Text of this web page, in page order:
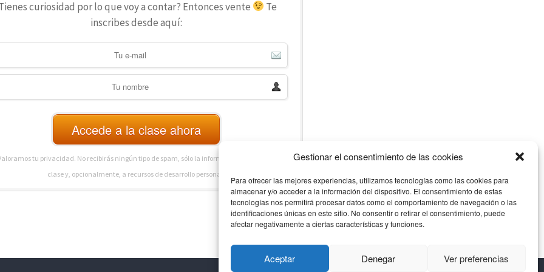
Gestionar el consentimiento de las cookies
Para ofrecer las mejores experiencias, utilizamos tecnologías como las cookies para
almacenar y/o acceder a la información del dispositivo. El consentimiento de estas
tecnologías nos permitirá procesar datos como el comportamiento de navegación o las
identificaciones únicas en este sitio. No consentir o retirar el consentimiento, puede
afectar negativamente a ciertas características y funciones.
Aceptar Denegar Ver preferencias
curiosidad por lo que voy a contar? Entonces vente
Te
inscribes desde aquí:
Accede a la clase ahora
tu privacidad. No recibirás ningún tipo de spam, sólo la información relativa a esta
clase y, opcionalmente, a recursos de desarrollo personal.